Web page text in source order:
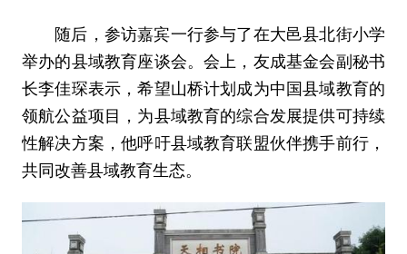
随后，参访嘉宾一行参与了在大邑县北街小学
举办的县域教育座谈会。会上，友成基金会副秘书
长李佳琛表示，希望山桥计划成为中国县域教育的
领航公益项目，为县域教育的综合发展提供可持续
性解决方案，他呼吁县域教育联盟伙伴携手前行，
共同改善县域教育生态。